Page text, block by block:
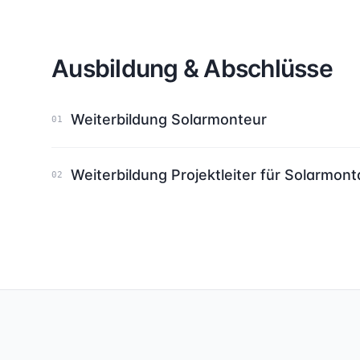
Ausbildung & Abschlüsse
01 Weiterbildung Solarmonteur
02 Weiterbildung Projektleiter für